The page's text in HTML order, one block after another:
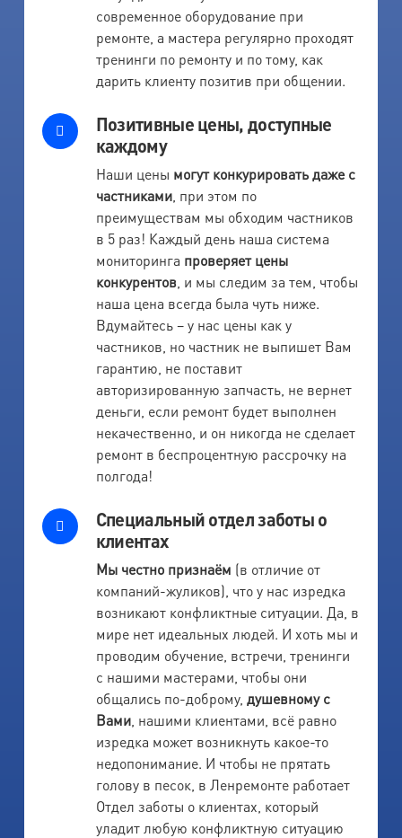
современное оборудование при
ремонте, а мастера регулярно проходят
тренинги по ремонту и по тому, как
дарить клиенту позитив при общении.
Позитивные цены, доступные
каждому
Наши цены могут конкурировать даже с
частниками, при этом по
преимуществам мы обходим частников
в 5 раз! Каждый день наша система
мониторинга проверяет цены
конкурентов, и мы следим за тем, чтобы
наша цена всегда была чуть ниже.
Вдумайтесь – у нас цены как у
частников, но частник не выпишет Вам
гарантию, не поставит
авторизированную запчасть, не вернет
деньги, если ремонт будет выполнен
некачественно, и он никогда не сделает
ремонт в беспроцентную рассрочку на
полгода!
Специальный отдел заботы о
клиентах
Мы честно признаём (в отличие от
компаний-жуликов), что у нас изредка
возникают конфликтные ситуации. Да, в
мире нет идеальных людей. И хоть мы и
проводим обучение, встречи, тренинги
с нашими мастерами, чтобы они
общались по-доброму, душевному с
Вами, нашими клиентами, всё равно
изредка может возникнуть какое-то
недопонимание. И чтобы не прятать
голову в песок, в Ленремонте работает
Отдел заботы о клиентах, который
уладит любую конфликтную ситуацию